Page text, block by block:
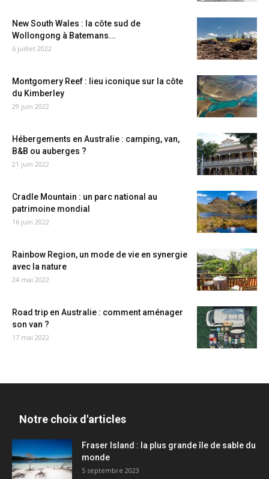
New South Wales : la côte sud de
Wollongong à Batemans...
6 juillet 2022
Montgomery Reef : lieu iconique sur la côte
du Kimberley
29 juin 2022
Hébergements en Australie : camping, van,
B&B ou auberges ?
21 juin 2022
Cradle Mountain : un parc national au
patrimoine mondial
16 juin 2022
Rainbow Region, un mode de vie en synergie
avec la nature
24 mai 2022
Road trip en Australie : comment aménager
son van ?
17 mai 2022
Notre choix d'articles
Fraser Island : la plus grande île de sable du
monde
5 septembre 2023